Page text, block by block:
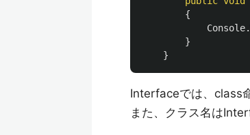
{
Console.
}
}
Interfaceでは、class
また、クラス名は